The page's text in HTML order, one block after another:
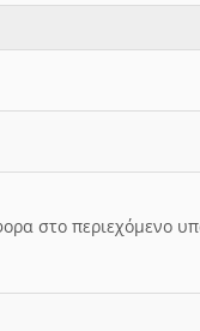
στο περιεχόμενο